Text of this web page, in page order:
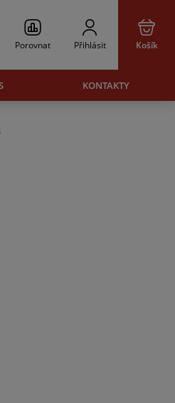
Porovnat Přihlásit Košík
KONTAKTY